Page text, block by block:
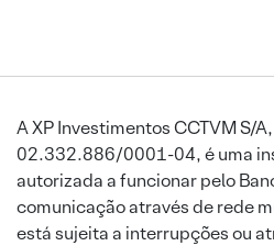
A XP Investimentos CCTVM S/
02.332.886/0001-04, é uma
autorizada a funcionar pelo
comunicação através de rede
está sujeita a interrupções ou